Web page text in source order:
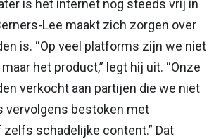
is het internet nog steeds vrij in
Lee maakt zich zorgen over
is. “Op veel platforms zijn we niet
maar het product,” legt hij uit. “Onze
verkocht aan partijen die we niet
vervolgens bestoken met
schadelijke content.” Dat